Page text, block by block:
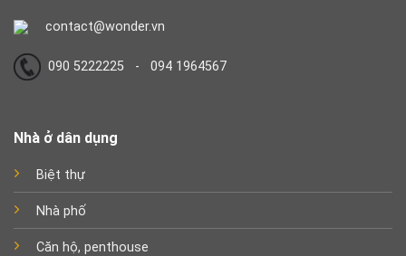
contact@wonder.vn
090 5222225 - 094 1964567
Nhà ở dân dụng
Biệt thự
Nhà phố
Căn hộ, penthouse